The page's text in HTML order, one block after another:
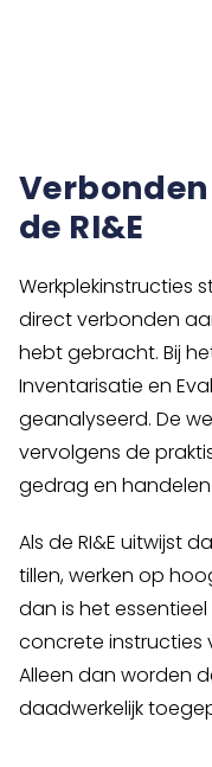
de RI&E
Werkplekinstructies
direct verbonden
hebt gebracht. Bij
Inventarisatie en
geanalyseerd. De
vervolgens de
gedrag en
Als de RI&E uitwijst
tillen, werken op
dan is het
concrete instructies
Alleen dan worden
daadwerkelijk